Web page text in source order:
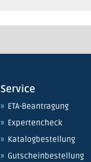
Service
ETA-Beantragung
Expertencheck
Katalogbestellung
Gutscheinbestellung